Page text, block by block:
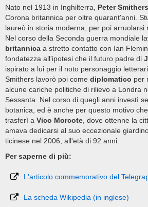
Nato nel 1913 in Inghilterra, Peter Smithers
Corona britannica per oltre quarant'anni.
laureò in storia moderna, per poi arruolarsi
Nel corso della Seconda guerra mondiale
britannica a stretto contatto con Ian
fondatezza all'ipotesi che il futuro padre di
ispirato a lui per il noto personaggio
Smithers lavorò poi come diplomatico per
alcune cariche politiche di rilievo a Londra
Sessanta. Nel corso di quegli anni investì
botanica, ed è anche per questo motivo
trasferì a Vico Morcote , dove ottenne la
amava dedicarsi al suo eccezionale
ticinese nel 2006, all'età di 92 anni.
Per saperne di più:
L'articolo commemorativo del
La scheda Wikipedia (in inglese)